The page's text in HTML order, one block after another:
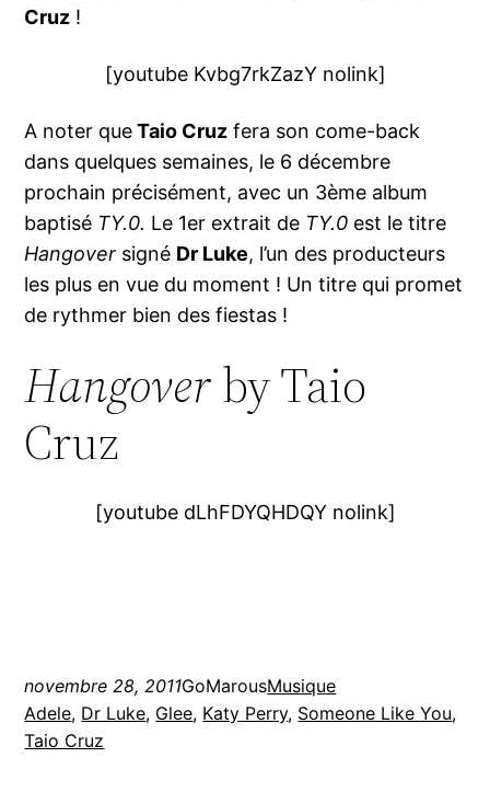
Cruz !
[youtube Kvbg7rkZazY nolink]
A noter queTaio Cruz fera son come-back
dans quelques semaines, le 6 décembre
prochain précisément, avec un 3ème album
baptisé TY.0. Le 1er extrait de TY.0 est le titre
Hangover signé Dr Luke, l’un des producteurs
les plus en vue du moment ! Un titre qui promet
de rythmer bien des fiestas !
Hangoverby Taio
Cruz
[youtube dLhFDYQHDQY nolink]
novembre 28, 2011GoMarousMusique
Adele, Dr Luke, Glee, Katy Perry, Someone Like You
Taio Cruz